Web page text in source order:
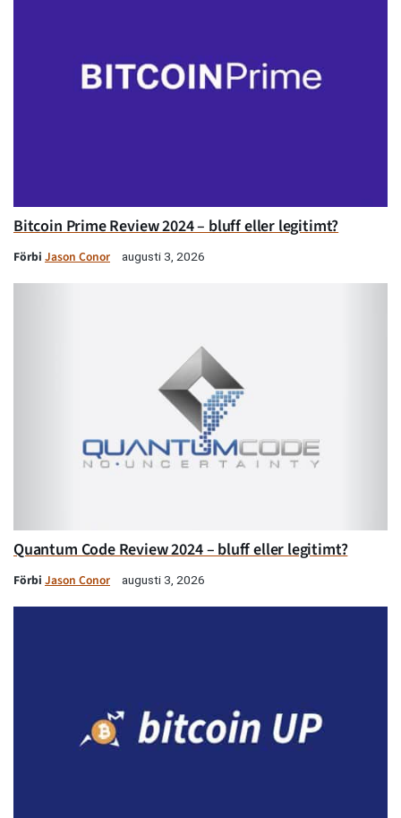
Bitcoin Prime Review 2024 – bluff eller legitimt?
Förbi Jason Conor augusti 3, 2026
Quantum Code Review 2024 – bluff eller legitimt?
Förbi Jason Conor augusti 3, 2026